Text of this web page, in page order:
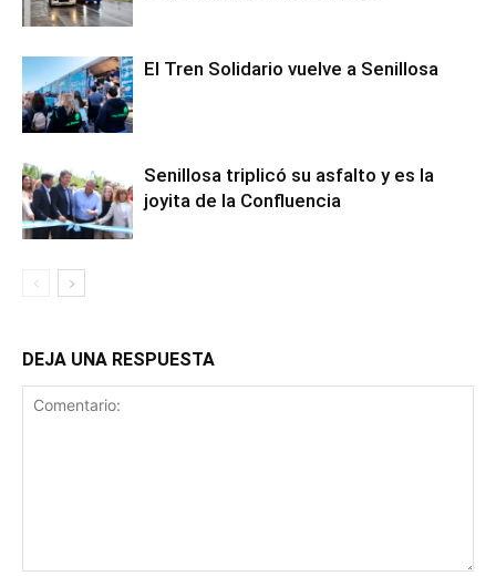
El Tren Solidario vuelve a Senillosa
Senillosa triplicó su asfalto y es la
joyita de la Confluencia
DEJA UNA RESPUESTA